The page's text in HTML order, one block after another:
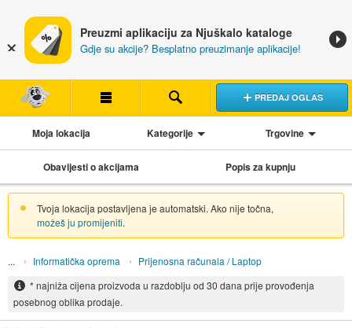
Preuzmi aplikaciju za Njuškalo kataloge
Gdje su akcije? Besplatno preuzimanje aplikacije!
PREDAJ OGLAS
Moja lokacija Kategorije Trgovine
Obavijesti o akcijama Popis za kupnju
Tvoja lokacija postavljena je automatski. Ako nije točna,
možeš ju promijeniti.
Informatička oprema
Prijenosna računala / Laptop
* najniža cijena proizvoda u razdoblju od 30 dana prije provođenja
posebnog oblika prodaje.